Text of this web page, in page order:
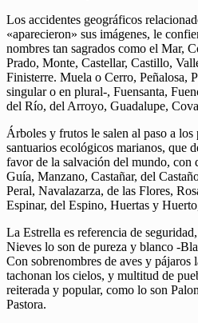
Los accidentes geográficos
«aparecieron» sus imágenes, le
nombres tan sagrados como el Mar,
Prado, Monte, Castellar, Castillo,
Finisterre. Muela o Cerro, Peñalosa,
singular o en plural-, Fuensanta,
del Río, del Arroyo, Guadalupe,
Árboles y frutos le salen al paso a
santuarios ecológicos marianos, que
favor de la salvación del mundo, con
Guía, Manzano, Castañar, del
Peral, Navalazarza, de las Flores,
Espinar, del Espino, Huertas y
La Estrella es referencia de
Nieves lo son de pureza y blanco -
Con sobrenombres de aves y pájaros
tachonan los cielos, y multitud de
reiterada y popular, como lo son
Pastora.